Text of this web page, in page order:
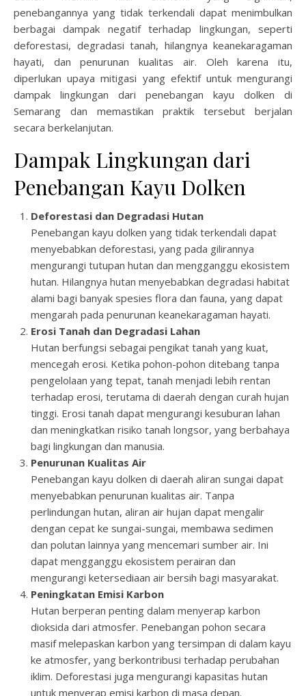
penebangannya yang tidak terkendali dapat menimbulkan
berbagai dampak negatif terhadap lingkungan, seperti
deforestasi, degradasi tanah, hilangnya keanekaragaman
hayati, dan penurunan kualitas air. Oleh karena itu,
diperlukan upaya mitigasi yang efektif untuk mengurangi
dampak lingkungan dari penebangan kayu dolken di
Semarang dan memastikan praktik tersebut berjalan
secara berkelanjutan.
Dampak Lingkungan dari
Penebangan Kayu Dolken
Deforestasi dan Degradasi Hutan
Penebangan kayu dolken yang tidak terkendali dapat
menyebabkan deforestasi, yang pada gilirannya
mengurangi tutupan hutan dan mengganggu ekosistem
hutan. Hilangnya hutan menyebabkan degradasi habitat
alami bagi banyak spesies flora dan fauna, yang dapat
mengarah pada penurunan keanekaragaman hayati.
Erosi Tanah dan Degradasi Lahan
Hutan berfungsi sebagai pengikat tanah yang kuat,
mencegah erosi. Ketika pohon-pohon ditebang tanpa
pengelolaan yang tepat, tanah menjadi lebih rentan
terhadap erosi, terutama di daerah dengan curah hujan
tinggi. Erosi tanah dapat mengurangi kesuburan lahan
dan meningkatkan risiko tanah longsor, yang berbahaya
bagi lingkungan dan manusia.
Penurunan Kualitas Air
Penebangan kayu dolken di daerah aliran sungai dapat
menyebabkan penurunan kualitas air. Tanpa
perlindungan hutan, aliran air hujan dapat mengalir
dengan cepat ke sungai-sungai, membawa sedimen
dan polutan lainnya yang mencemari sumber air. Ini
dapat mengganggu ekosistem perairan dan
mengurangi ketersediaan air bersih bagi masyarakat.
Peningkatan Emisi Karbon
Hutan berperan penting dalam menyerap karbon
dioksida dari atmosfer. Penebangan pohon secara
masif melepaskan karbon yang tersimpan di dalam kayu
ke atmosfer, yang berkontribusi terhadap perubahan
iklim. Deforestasi juga mengurangi kapasitas hutan
untuk menyerap emisi karbon di masa depan.